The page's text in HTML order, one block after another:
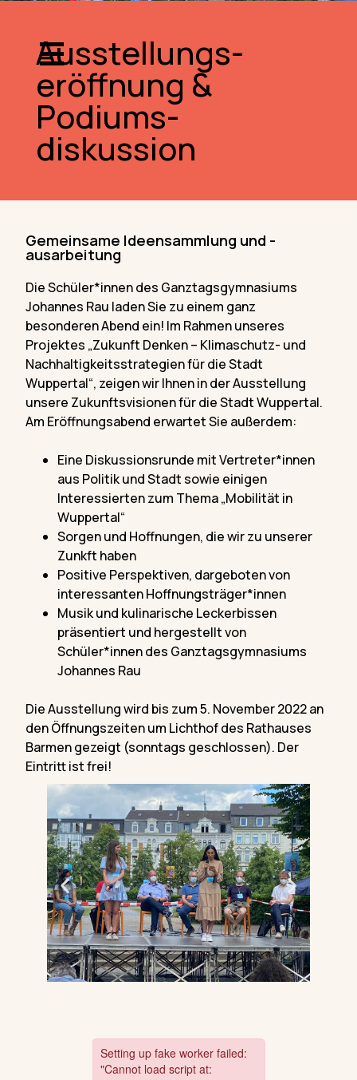
Zukunft Denken in Wuppertal
Ausstellungs-
eröffnung &
Podiums-
diskussion
Gemeinsame Ideensammlung und -
ausarbeitung
Die Schüler*innen des Ganztagsgymnasiums
Johannes Rau laden Sie zu einem ganz
besonderen Abend ein! Im Rahmen unseres
Projektes „Zukunft Denken – Klimaschutz- und
Nachhaltigkeitsstrategien für die Stadt
Wuppertal“, zeigen wir Ihnen in der Ausstellung
unsere Zukunftsvisionen für die Stadt Wuppertal.
Am Eröffnungsabend erwartet Sie außerdem:
Eine Diskussionsrunde mit Vertreter*innen
aus Politik und Stadt sowie einigen
Interessierten zum Thema „Mobilität in
Wuppertal“
Sorgen und Hoffnungen, die wir zu unserer
Zunkft haben
Positive Perspektiven, dargeboten von
interessanten Hoffnungsträger*innen
Musik und kulinarische Leckerbissen
präsentiert und hergestellt von
Schüler*innen des Ganztagsgymnasiums
Johannes Rau
Die Ausstellung wird bis zum 5. November 2022 an
den Öffnungszeiten um Lichthof des Rathauses
Barmen gezeigt (sonntags geschlossen). Der
Eintritt ist frei!